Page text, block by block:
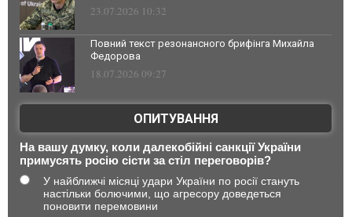
23.07.2026 10:32
Повний текст резонансного брифінга Михайла
Федорова
18.07.2026 09:27
ОПИТУВАННЯ
На вашу думку, коли далекобійні санкції України
примусять росію сісти за стіл переговорів?
У найближчі місяці удари України по росії стануть
настільки болючими, що агресору доведеться
поновити перемовини